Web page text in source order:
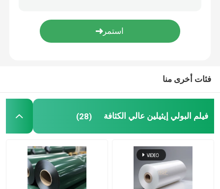
حول بنا
اتصل بنا
طلب اقتباس
فيلم البولي إيثيلين عالي الكثافة
فئات أخرى منا
فيلم البولي إيثيلين عالي الكثافة (28)